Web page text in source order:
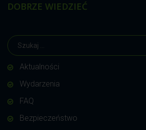
DOBRZE WIEDZIEĆ
Aktualności
Wydarzenia
FAQ
Bezpieczeństwo